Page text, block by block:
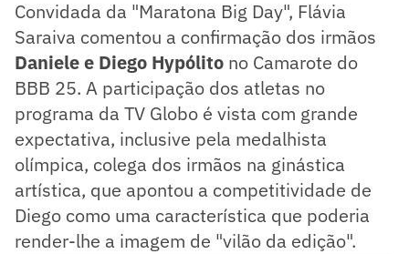
Convidada da "Maratona Big Day", Flávia
Saraiva comentou a confirmação dos irmãos
Daniele e Diego Hypólito no Camarote do
BBB 25. A participação dos atletas no
programa da TV Globo é vista com grande
expectativa, inclusive pela medalhista
olímpica, colega dos irmãos na ginástica
artística, que apontou a competitividade de
Diego como uma característica que poderia
render-lhe a imagem de "vilão da edição".